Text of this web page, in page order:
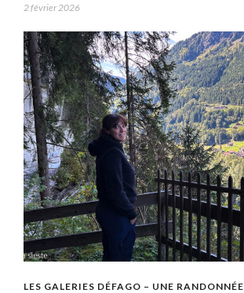
2 février 2026
LES GALERIES DÉFAGO – UNE RANDONNÉE